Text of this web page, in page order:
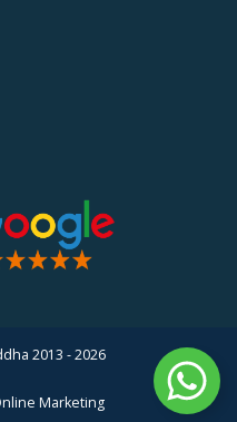
2013 - 2026
Marketing